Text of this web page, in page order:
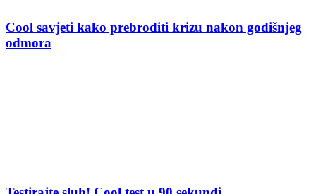
Cool savjeti kako prebroditi krizu nakon godišnjeg
odmora